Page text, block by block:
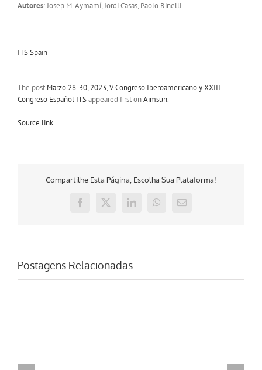
Autores:Josep M. Aymamí, Jordi Casas, Paolo Rinelli
ITS Spain
The post Marzo 28-30, 2023, V Congreso Iberoamericano y XXIII
Congreso Español ITSappeared first onAimsun.
Source link
Compartilhe Esta Página, Escolha Sua Plataforma!
Facebook
X LinkedInWhatsApp
E-
Postagens Relacionadas